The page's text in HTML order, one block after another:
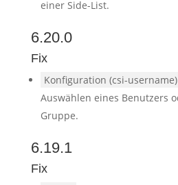
einer Side-List.
6.20.0
Fix
Konfiguration (csi-username)
Auswählen eines Benutzers
Gruppe.
6.19.1
Fix